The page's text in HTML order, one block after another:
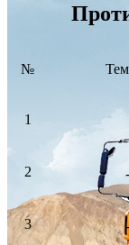
№
1
2
3